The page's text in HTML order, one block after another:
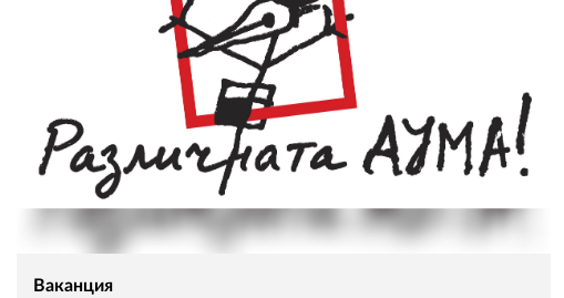
Ваканция